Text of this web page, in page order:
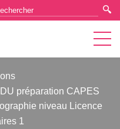
préparation CAPES
niveau Licence
1